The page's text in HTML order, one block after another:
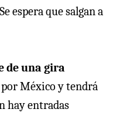
espera que salgan a
de una gira
por México y tendrá
hay entradas